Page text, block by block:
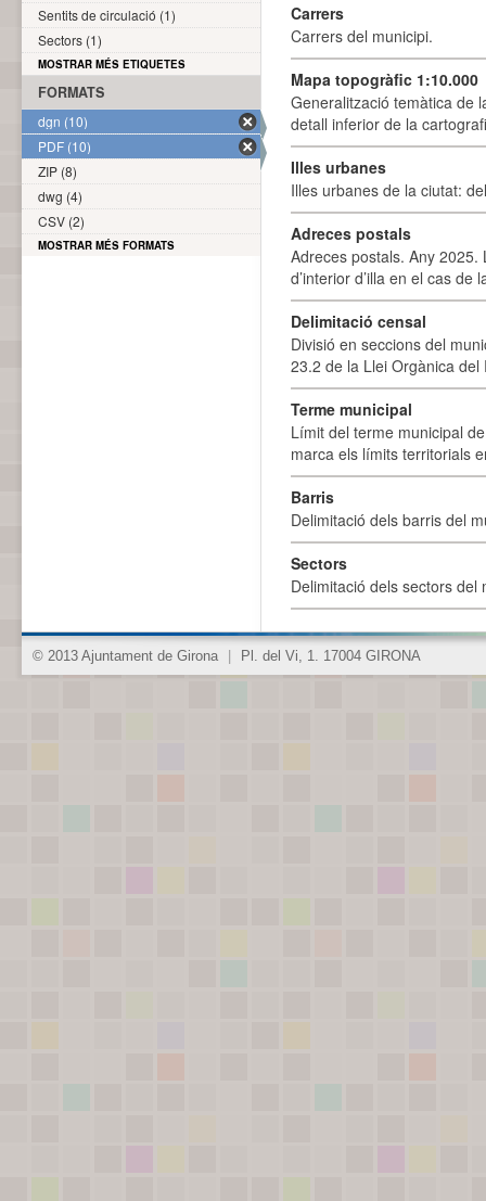
Carrers
Carrers del municipi.
Mapa topogràfic 1:10.000
Generalització temàtica de
detall inferior de la
Illes urbanes
Illes urbanes de la ciutat:
Adreces postals
Adreces postals. Any 2025.
d’interior d’illa en el cas
Delimitació censal
Divisió en seccions del
23.2 de la Llei Orgànica
Terme municipal
Límit del terme municipal
marca els límits territorials
Barris
Delimitació dels barris del
Sectors
Delimitació dels sectors del
Sentits de circulació (1)
Sectors (1)
MOSTRAR MÉS ETIQUETES
FORMATS
dgn (10)
PDF (10)
ZIP (8)
dwg (4)
CSV (2)
MOSTRAR MÉS FORMATS
© 2013 Ajuntament de Girona Pl. del Vi, 1. 17004 GIRONA